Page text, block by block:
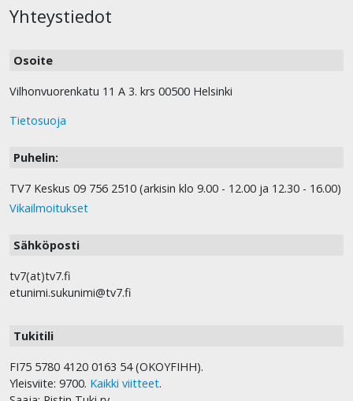
Yhteystiedot
Osoite
Vilhonvuorenkatu 11 A 3. krs 00500 Helsinki
Tietosuoja
Puhelin:
TV7 Keskus 09 756 2510 (arkisin klo 9.00 - 12.00 ja 12.30 - 16.00)
Vikailmoitukset
Sähköposti
tv7(at)tv7.fi
etunimi.sukunimi@tv7.fi
Tukitili
FI75 5780 4120 0163 54 (OKOYFIHH).
Yleisviite: 9700. Kaikki viitteet.